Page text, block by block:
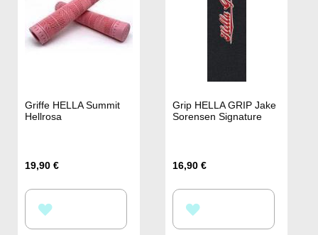
Griffe HELLA Summit
Hellrosa
19,90 €
Grip HELLA GRIP Jake
Sorensen Signature
16,90 €